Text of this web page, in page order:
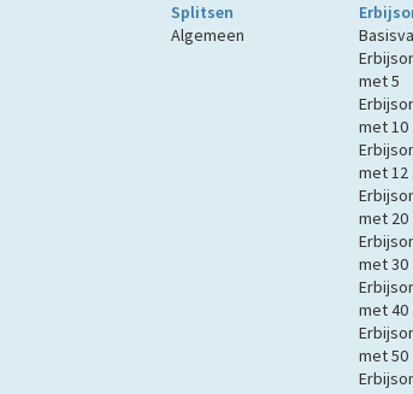
Splitsen
Algemeen
met 5
met 10
met 12
met 20
met 30
met 40
met 50